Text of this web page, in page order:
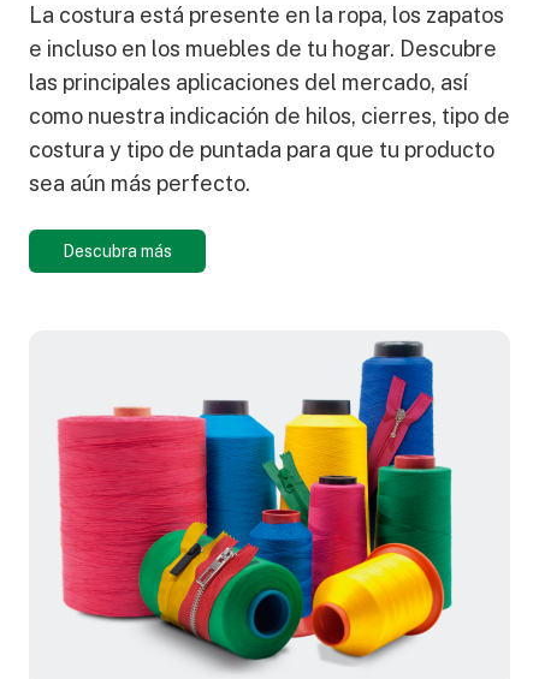
La costura está presente en la ropa, los zapatos
e incluso en los muebles de tu hogar. Descubre
las principales aplicaciones del mercado, así
como nuestra indicación de hilos, cierres, tipo de
costura y tipo de puntada para que tu producto
sea aún más perfecto.
Descubra más